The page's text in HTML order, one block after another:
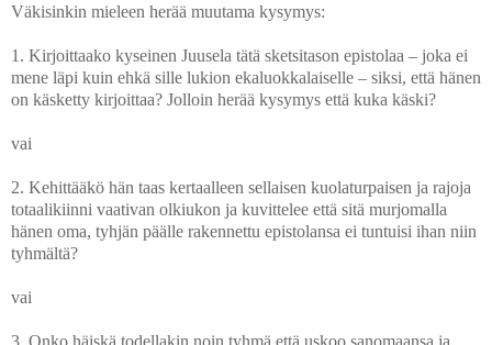
Väkisinkin mieleen herää muutama kysymys:
1. Kirjoittaako kyseinen Juusela tätä sketsitason epistolaa – joka ei
mene läpi kuin ehkä sille lukion ekaluokkalaiselle – siksi, että hänen
on käsketty kirjoittaa? Jolloin herää kysymys että kuka käski?
vai
2. Kehittääkö hän taas kertaalleen sellaisen kuolaturpaisen ja rajoja
totaalikiinni vaativan olkiukon ja kuvittelee että sitä murjomalla
hänen oma, tyhjän päälle rakennettu epistolansa ei tuntuisi ihan niin
tyhmältä?
vai
3. Onko häiskä todellakin noin tyhmä että uskoo sanomaansa ja